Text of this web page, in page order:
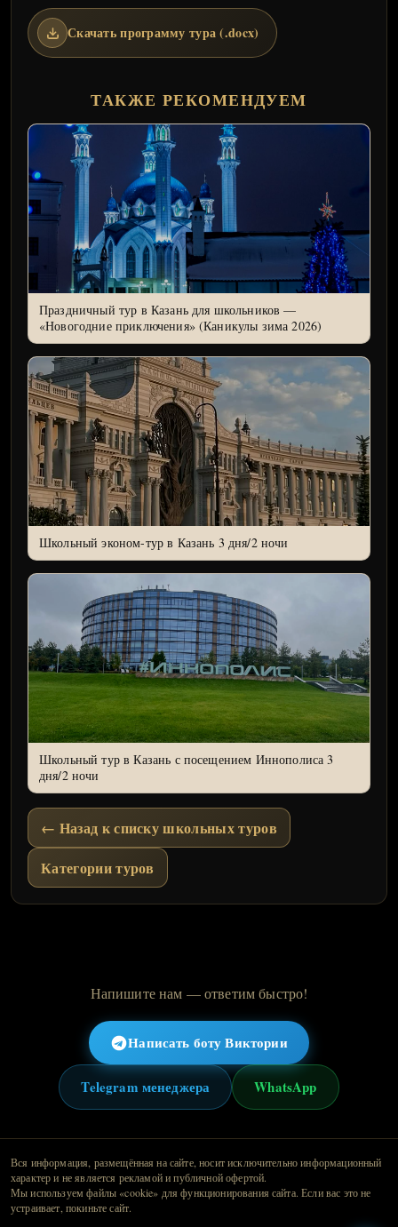
Скачать программу тура (.docx)
ТАКЖЕ РЕКОМЕНДУЕМ
Праздничный тур в Казань для школьников —
«Новогодние приключения» (Каникулы зима 2026)
Школьный эконом-тур в Казань 3 дня/2 ночи
Школьный тур в Казань с посещением Иннополиса 3
дня/2 ночи
← Назад к списку школьных туров
Категории туров
Напишите нам — ответим быстро!
Написать боту Виктории
Telegram менеджера WhatsApp
Вся информация, размещённая на сайте, носит исключительно информационный
характер и не является рекламой и публичной офертой.
Мы используем файлы «cookie» для функционирования сайта. Если вас это не
устраивает, покиньте сайт.